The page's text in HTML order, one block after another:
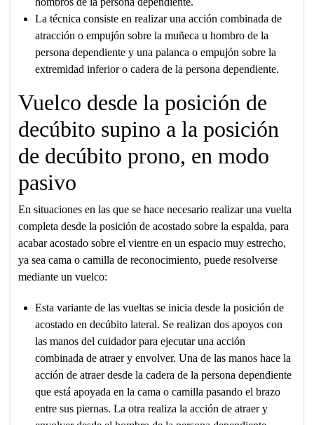
La técnica consiste en realizar una acción combinada de
atracción o empujón sobre la muñeca u hombro de la
persona dependiente y una palanca o empujón sobre la
extremidad inferior o cadera de la persona dependiente.
Vuelco desde la posición de
decúbito supino a la posición
de decúbito prono, en modo
pasivo
En situaciones en las que se hace necesario realizar una vuelta
completa desde la posición de acostado sobre la espalda, para
acabar acostado sobre el vientre en un espacio muy estrecho,
ya sea cama o camilla de reconocimiento, puede resolverse
mediante un vuelco:
Esta variante de las vueltas se inicia desde la posición de
acostado en decúbito lateral. Se realizan dos apoyos con
las manos del cuidador para ejecutar una acción
combinada de atraer y envolver. Una de las manos hace la
acción de atraer desde la cadera de la persona dependiente
que está apoyada en la cama o camilla pasando el brazo
entre sus piernas. La otra realiza la acción de atraer y